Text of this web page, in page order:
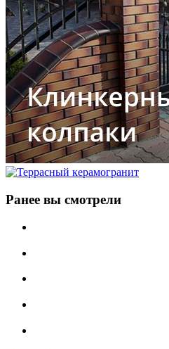
Ранее вы смотрели